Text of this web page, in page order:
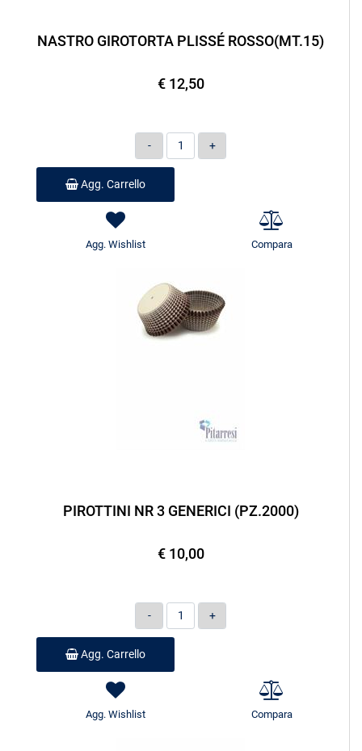
NASTRO GIROTORTA PLISSÉ ROSSO(MT.15)
€ 12,50
Quantità
Agg. Carrello
Agg. Wishlist Compara
PIROTTINI NR 3 GENERICI (PZ.2000)
€ 10,00
Quantità
Agg. Carrello
Agg. Wishlist Compara